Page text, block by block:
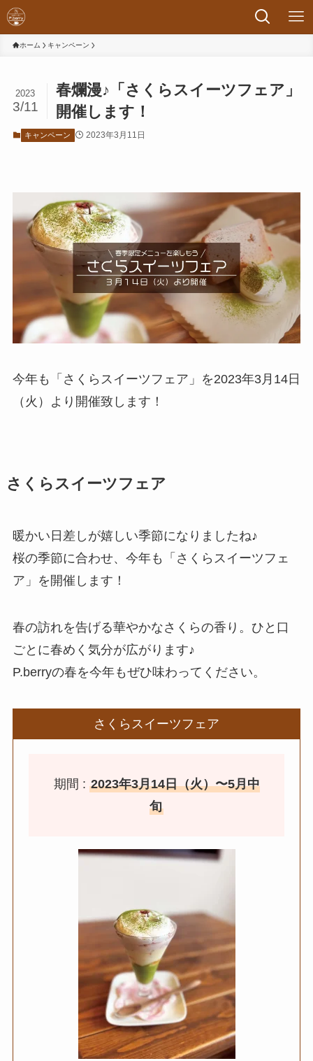
ホーム キャンペーン
春爛漫♪「さくらスイーツフェア」
開催します！
2023
3/11
キャンペーン 2023年3月11日
今年も「さくらスイーツフェア」を2023年3月14日
（火）より開催致します！
さくらスイーツフェア
暖かい日差しが嬉しい季節になりましたね♪
桜の季節に合わせ、今年も「さくらスイーツフェ
ア」を開催します！
春の訪れを告げる華やかなさくらの香り。ひと口
ごとに春めく気分が広がります♪
P.berryの春を今年もぜひ味わってください。
さくらスイーツフェア
期間 : 2023年3月14日（火）〜5月中
旬